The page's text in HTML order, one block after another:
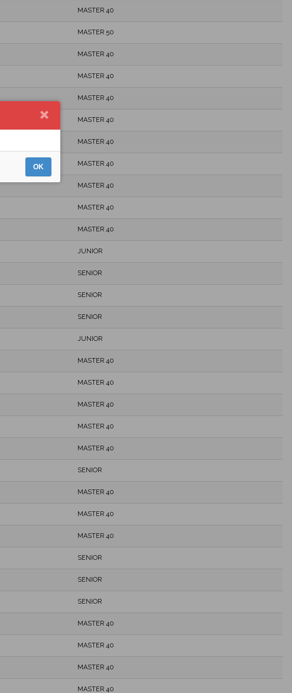
MASTER 40
MASTER 50
MASTER 40
MASTER 40
MASTER 40
MASTER 40
MASTER 40
MASTER 40
MASTER 40
MASTER 40
MASTER 40
JUNIOR
SENIOR
SENIOR
SENIOR
JUNIOR
MASTER 40
MASTER 40
MASTER 40
MASTER 40
MASTER 40
SENIOR
MASTER 40
MASTER 40
MASTER 40
SENIOR
SENIOR
SENIOR
MASTER 40
MASTER 40
MASTER 40
MASTER 40
OK